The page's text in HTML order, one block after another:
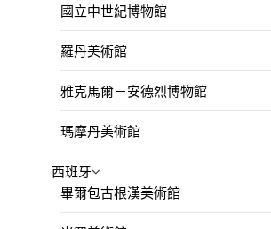
國立中世紀博物館
羅丹美術館
雅克馬爾－安德烈博物館
瑪摩丹美術館
西班牙
畢爾包古根漢美術館